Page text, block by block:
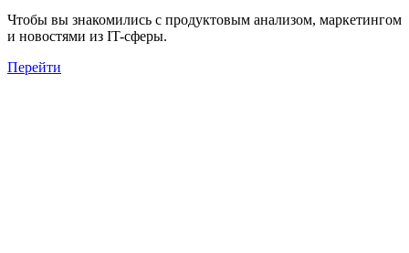
Чтобы вы знакомились с продуктовым анализом, маркетингом
и новостями из IT-сферы.
Перейти